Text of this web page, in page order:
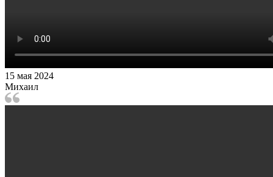
15 мая 2024
Михаил